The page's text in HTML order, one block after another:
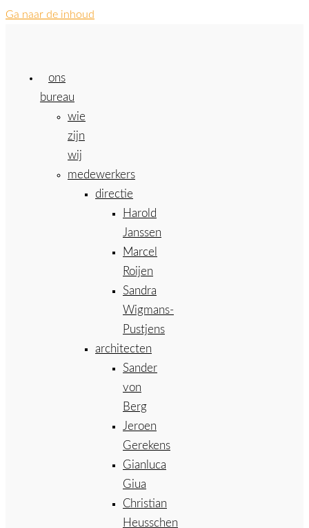
Ga naar de inhoud
ons
bureau
wie
zijn
wij
medewerkers
directie
Harold
Janssen
Marcel
Roijen
Sandra
Wigmans-
Pustjens
architecten
Sander
von
Berg
Jeroen
Gerekens
Gianluca
Giua
Christian
Heusschen